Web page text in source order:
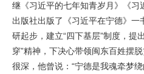
继《习近平的七年知青岁月》《习
出版社出版了《习近平在宁德》一
研起步，建立“四下基层”制度，提
穿”精神，下决心带领闽东百姓摆
很深，他曾说：“宁德是我魂牵梦